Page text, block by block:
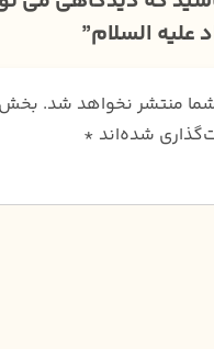
علیه السلام”
منتشر نخواهد شد.
شده‌اند *